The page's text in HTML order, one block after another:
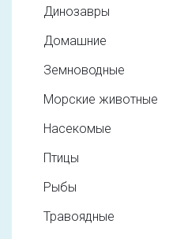
Динозавры
Домашние
Земноводные
Морские животные
Насекомые
Птицы
Рыбы
Травоядные